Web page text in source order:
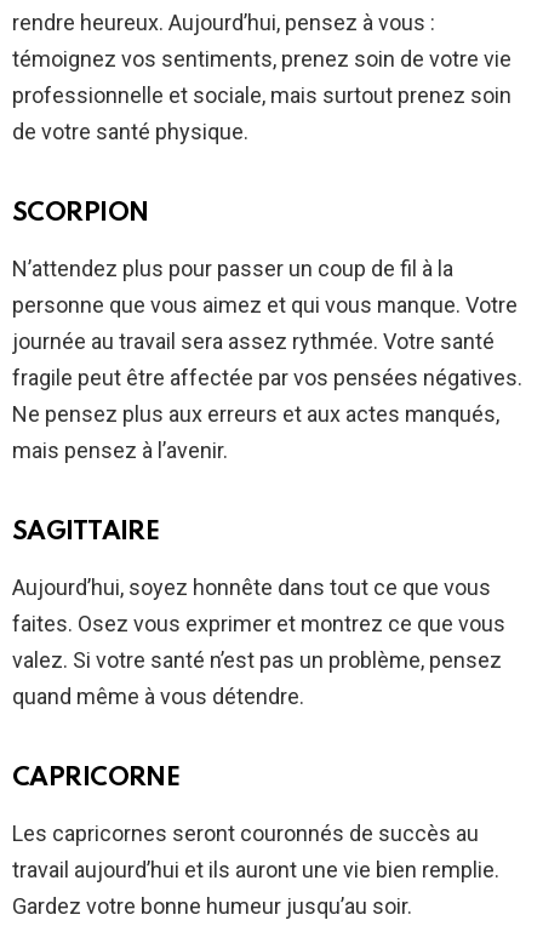
rendre heureux. Aujourd’hui, pensez à vous :
témoignez vos sentiments, prenez soin de votre vie
professionnelle et sociale, mais surtout prenez soin
de votre santé physique.
SCORPION
N’attendez plus pour passer un coup de fil à la
personne que vous aimez et qui vous manque. Votre
journée au travail sera assez rythmée. Votre santé
fragile peut être affectée par vos pensées négatives.
Ne pensez plus aux erreurs et aux actes manqués,
mais pensez à l’avenir.
SAGITTAIRE
Aujourd’hui, soyez honnête dans tout ce que vous
faites. Osez vous exprimer et montrez ce que vous
valez. Si votre santé n’est pas un problème, pensez
quand même à vous détendre.
CAPRICORNE
Les capricornes seront couronnés de succès au
travail aujourd’hui et ils auront une vie bien remplie.
Gardez votre bonne humeur jusqu’au soir.